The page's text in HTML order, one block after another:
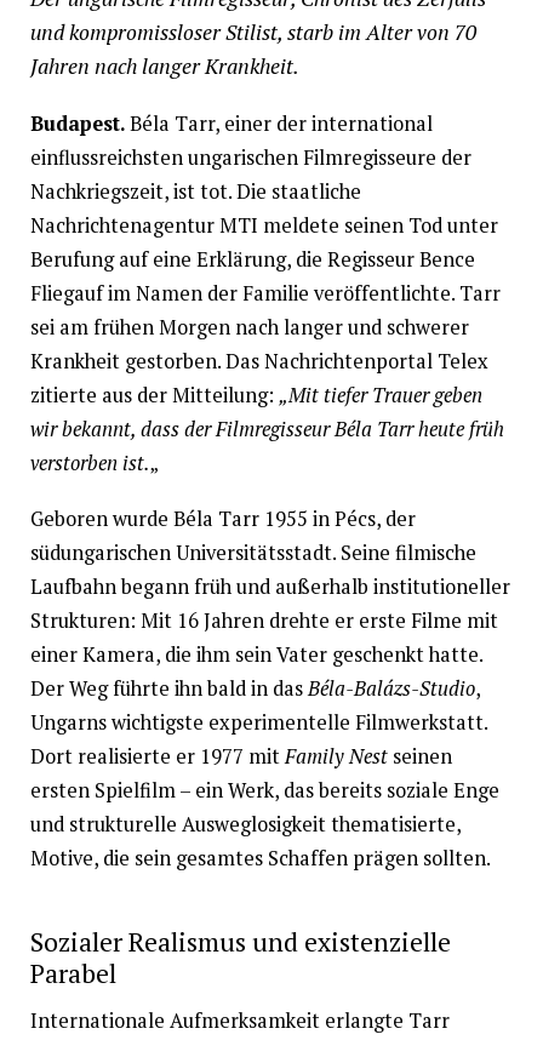
und kompromissloser Stilist, starb im Alter von 70
Jahren nach langer Krankheit.
Budapest.Béla Tarr, einer der international
einflussreichsten ungarischen Filmregisseure der
Nachkriegszeit, ist tot. Die staatliche
Nachrichtenagentur MTI meldete seinen Tod unter
Berufung auf eine Erklärung, die Regisseur Bence
Fliegauf im Namen der Familie veröffentlichte. Tarr
sei am frühen Morgen nach langer und schwerer
Krankheit gestorben. Das Nachrichtenportal Telex
zitierte aus der Mitteilung: „Mit tiefer Trauer geben
wir bekannt, dass der Filmregisseur Béla Tarr heute früh
verstorben ist.„
Geboren wurde Béla Tarr 1955 in Pécs, der
südungarischen Universitätsstadt. Seine filmische
Laufbahn begann früh und außerhalb institutioneller
Strukturen: Mit 16 Jahren drehte er erste Filme mit
einer Kamera, die ihm sein Vater geschenkt hatte.
Der Weg führte ihn bald in dasBéla-Balázs-Studio,
Ungarns wichtigste experimentelle Filmwerkstatt.
Dort realisierte er 1977 mitFamily Nest seinen
ersten Spielfilm – ein Werk, das bereits soziale Enge
und strukturelle Ausweglosigkeit thematisierte,
Motive, die sein gesamtes Schaffen prägen sollten.
Sozialer Realismus und existenzielle
Parabel
Internationale Aufmerksamkeit erlangte Tarr